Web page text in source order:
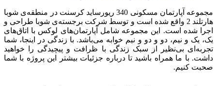
مجموعه آپارتمان مسکونی 340 ریورساید کرسنت در منطقه‌ی شوبا
هارتلند 2 واقع شده است و توسط شرکت برجسته‌ی شوبا طراحی و
اجرا شده است. این مجموعه شامل آپارتمان‌های لوکس با اتاق‌های
یک، یک و نیم، دو و دو و نیم خوابه می‌باشد. با زندگی در اینجا، شما
تجربه‌ای بی‌نظیر از سبک زندگی با ظرافت و پیچیدگی را خواهید
داشت. با ما همراه باشید تا درباره جزئیات بیشتر این پروژه با شما
صحبت کنیم.